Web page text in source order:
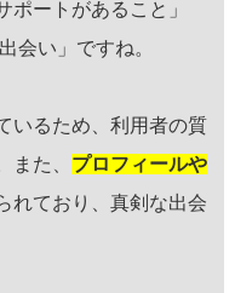
ートがあること」
会い」ですね。
いるため、利用者の質
また、 プロフィールや
れており、真剣な出会